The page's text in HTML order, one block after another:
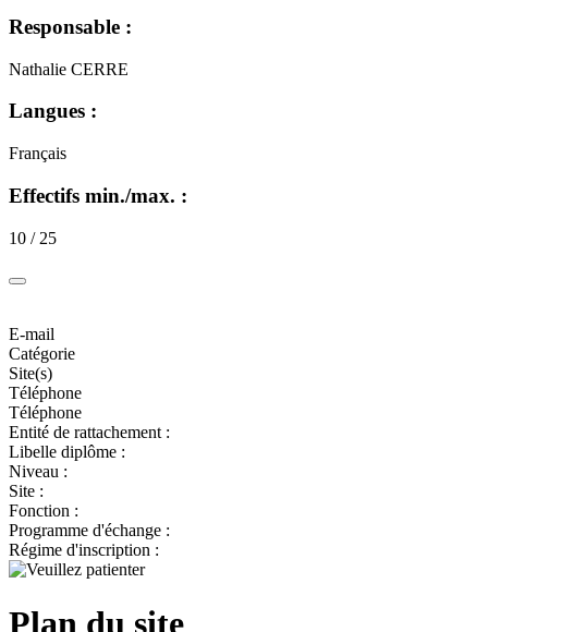
Responsable :
Nathalie CERRE
Langues :
Français
Effectifs min./max. :
10 / 25
E-mail
Catégorie
Site(s)
Téléphone
Téléphone
Entité de rattachement :
Libelle diplôme :
Niveau :
Site :
Fonction :
Programme d'échange :
Régime d'inscription :
Plan du site